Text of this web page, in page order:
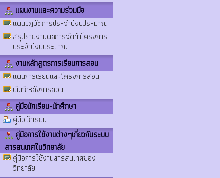
แผนงานและความร่วมมือ
แผนปฏิบัติการประจำปีงบประมาณ
สรุปรายงานผลการจัดทำโครงการ
ประจำปีงบประมาณ
งานหลักสูตรการเรียนการสอน
แผนการเรียนและโครงการสอน
บันทักหลังการสอน
คู่มือนักเรียน-นักศึกษา
คู่มือนักเรียน
คู่มือการใช้งานต่างๆเกี่ยวกับระบบ
สารสนเทศในวิทยาลัย
คู่มือการใช้งานสารสนเทศของ
วิทยาลัย